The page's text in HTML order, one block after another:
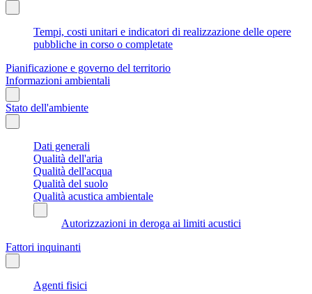
Tempi, costi unitari e indicatori di realizzazione delle opere
pubbliche in corso o completate
Pianificazione e governo del territorio
Informazioni ambientali
Stato dell'ambiente
Dati generali
Qualità dell'aria
Qualità dell'acqua
Qualità del suolo
Qualità acustica ambientale
Autorizzazioni in deroga ai limiti acustici
Fattori inquinanti
Agenti fisici